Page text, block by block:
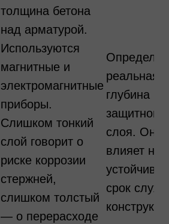
толщина бетона
над арматурой.
Используются
магнитные и
электромагнитные
приборы.
Слишком тонкий
слой говорит о
риске коррозии
стержней,
слишком толстый
— о перерасходе
реальная
глубина
защитного
слоя. Она
влияет на
срок